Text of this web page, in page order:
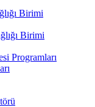
Birimi
Birimi
Programları